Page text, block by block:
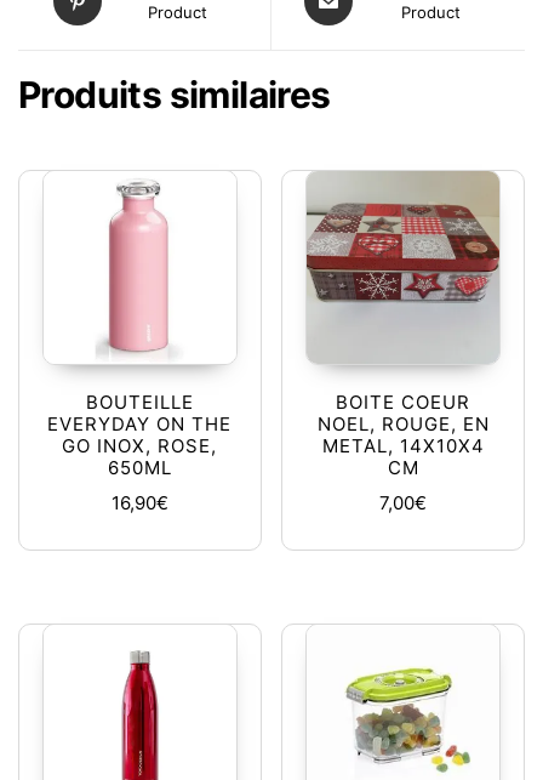
Product
Product
Produits similaires
BOUTEILLE
EVERYDAY ON THE
GO INOX, ROSE,
650ML
16,90€
BOITE COEUR
NOEL, ROUGE, EN
METAL, 14X10X4
CM
7,00€